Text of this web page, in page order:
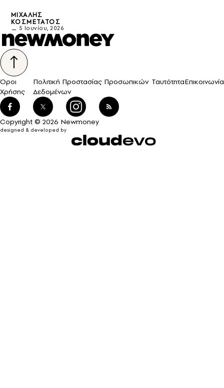
ΜΙΧΆΛΗΣ
ΚΟΣΜΕΤΆΤΟΣ
5 Ιουνίου, 2026
Όροι
Χρήσης
Πολιτική Προστασίας Προσωπικών
Δεδομένων
ΤαυτότηταΕπικοινωνία
Copyright © 2026 Newmoney
designed & developed by